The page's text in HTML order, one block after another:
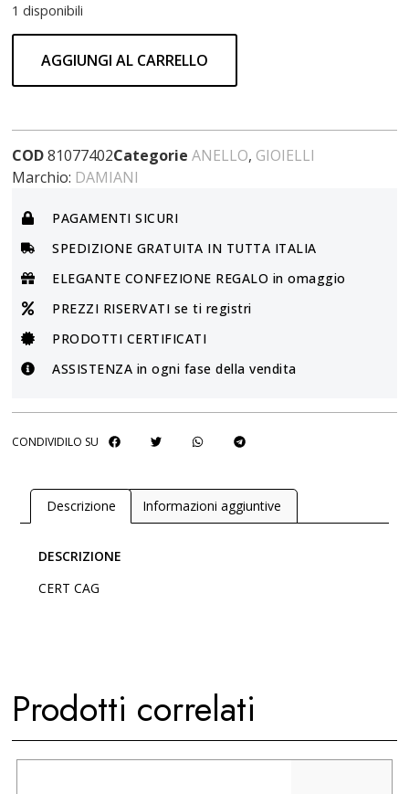
1 disponibili
AGGIUNGI AL CARRELLO
COD81077402Categorie ANELLO, GIOIELLI
Marchio: DAMIANI
PAGAMENTI SICURI
SPEDIZIONE GRATUITA IN TUTTA ITALIA
ELEGANTE CONFEZIONE REGALO in omaggio
PREZZI RISERVATI se ti registri
PRODOTTI CERTIFICATI
ASSISTENZA in ogni fase della vendita
CONDIVIDILO SU
Descrizione Informazioni aggiuntive
DESCRIZIONE
CERT CAG
Prodotti correlati